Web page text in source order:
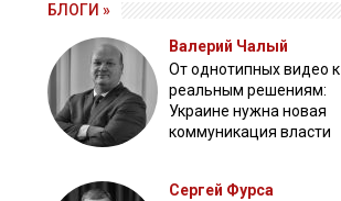
БЛОГИ »
Валерий Чалый
От однотипных видео к
реальным решениям:
Украине нужна новая
коммуникация власти
Сергей Фурса